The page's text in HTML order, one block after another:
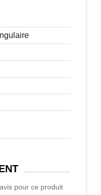
pour ce produit